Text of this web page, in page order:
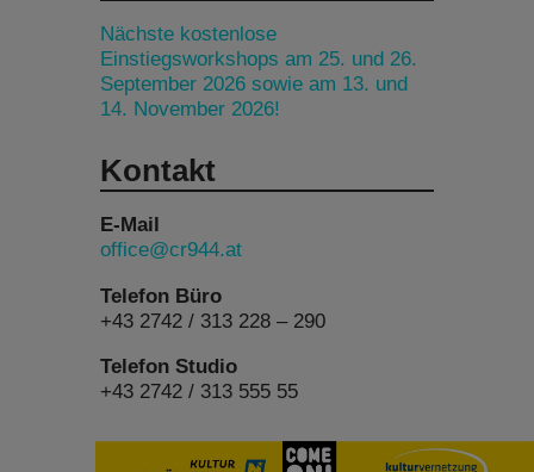
Nächste kostenlose
Einstiegsworkshops am 25. und 26.
September 2026 sowie am 13. und
14. November 2026!
Kontakt
E-Mail
office@cr944.at
Telefon Büro
+43 2742 / 313 228 – 290
Telefon Studio
+43 2742 / 313 555 55